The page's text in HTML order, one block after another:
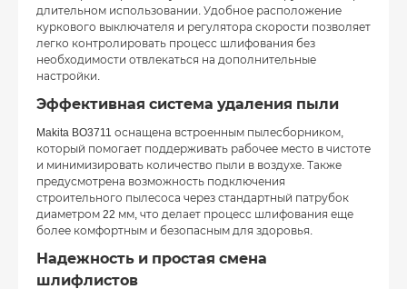
длительном использовании. Удобное расположение
куркового выключателя и регулятора скорости позволяет
легко контролировать процесс шлифования без
необходимости отвлекаться на дополнительные
настройки.
Эффективная система удаления пыли
Makita BO3711 оснащена встроенным пылесборником,
который помогает поддерживать рабочее место в чистоте
и минимизировать количество пыли в воздухе. Также
предусмотрена возможность подключения
строительного пылесоса через стандартный патрубок
диаметром 22 мм, что делает процесс шлифования еще
более комфортным и безопасным для здоровья.
Надежность и простая смена
шлифлистов